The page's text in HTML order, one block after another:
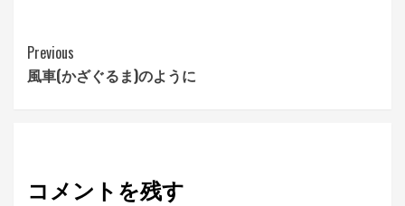
Continue
Reading
Previous
風車(かざぐるま)のように
コメントを残す